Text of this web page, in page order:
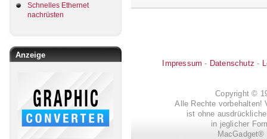
Schnelles Ethernet
nachrüsten
Anzeige
Impressum - Datenschutz -
Copyright ©
Alle Rechte vorbehalten!
ist ohne
in jeglicher
MacGadget®